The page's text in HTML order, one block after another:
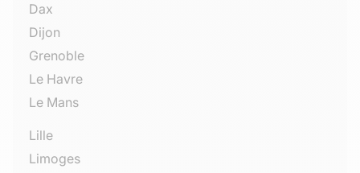
Dax
Dijon
Grenoble
Le Havre
Le Mans
Lille
Limoges